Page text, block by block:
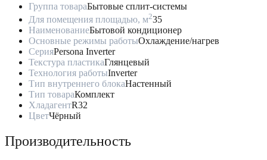
Группа товараБытовые сплит-системы
Для помещения площадью, м235
НаименованиеБытовой кондиционер
Основные режимы работыОхлаждение/нагрев
СерияPersona Inverter
Текстура пластикаГлянцевый
Технология работыInverter
Тип внутреннего блокаНастенный
Тип товараКомплект
ХладагентR32
ЦветЧёрный
Производительность